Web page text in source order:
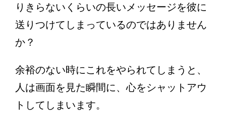
りきらないくらいの長いメッセージを彼に
送りつけてしまっているのではありません
か？
余裕のない時にこれをやられてしまうと、
人は画面を見た瞬間に、心をシャットアウ
トしてしまいます。